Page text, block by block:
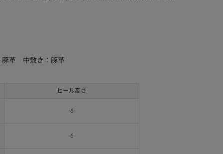
豚革 中敷き：豚革
ヒール高さ
6
6